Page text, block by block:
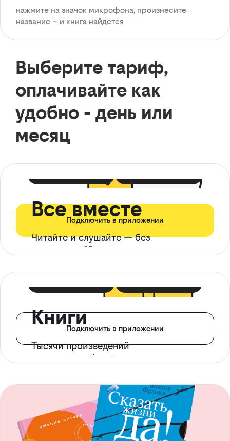
нажмите на значок микрофона, произнесите
название – и книга найдется
Выберите тариф,
оплачивайте как
удобно - день или
месяц
Все вместе
Читайте и слушайте — без
ограничений*
Подключить в приложении
Книги
Тысячи произведений
с доступом офлайн
Подключить в приложении